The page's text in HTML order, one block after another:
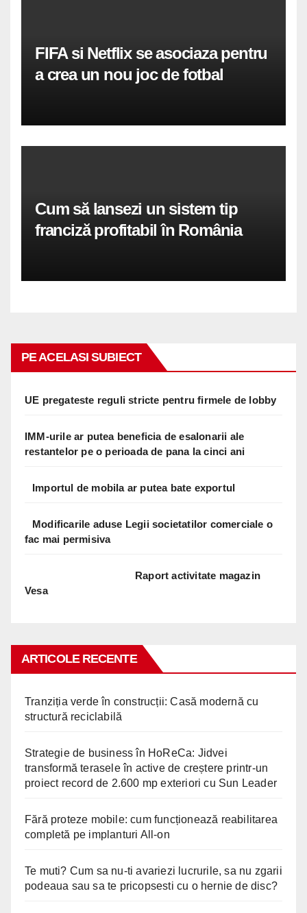
FIFA si Netflix se asociaza pentru
a crea un nou joc de fotbal
Cum să lansezi un sistem tip
franciză profitabil în România
PE ACELASI SUBIECT
UE pregateste reguli stricte pentru firmele de lobby
IMM-urile ar putea beneficia de esalonarii ale
restantelor pe o perioada de pana la cinci ani
Importul de mobila ar putea bate exportul
Modificarile aduse Legii societatilor comerciale o
fac mai permisiva
Raport activitate magazin
Vesa
ARTICOLE RECENTE
Tranziția verde în construcții: Casă modernă cu
structură reciclabilă
Strategie de business în HoReCa: Jidvei
transformă terasele în active de creștere printr-un
proiect record de 2.600 mp exteriori cu Sun Leader
Fără proteze mobile: cum funcționează reabilitarea
completă pe implanturi All-on
Te muti? Cum sa nu-ti avariezi lucrurile, sa nu zgarii
podeaua sau sa te pricopsesti cu o hernie de disc?